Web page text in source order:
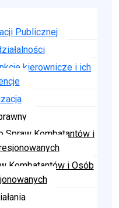
Publicznej
kierownicze i ich
Spraw Kombatantów i
Kombatantów i Osób